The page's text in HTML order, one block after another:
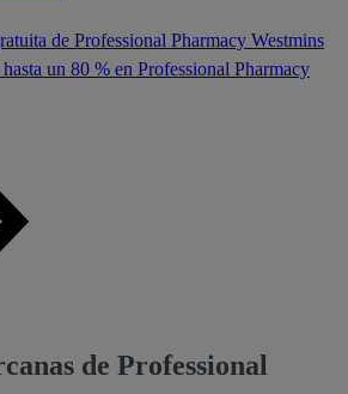
de Professional Pharmacy Westmins
un 80 % en Professional Pharmacy
de Professional